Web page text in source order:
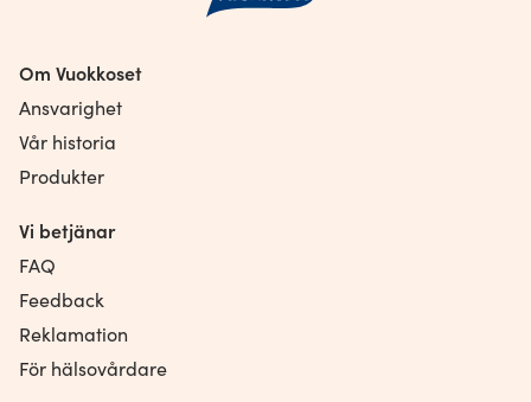
Om Vuokkoset
Ansvarighet
Vår historia
Produkter
Vi betjänar
FAQ
Feedback
Reklamation
För hälsovårdare